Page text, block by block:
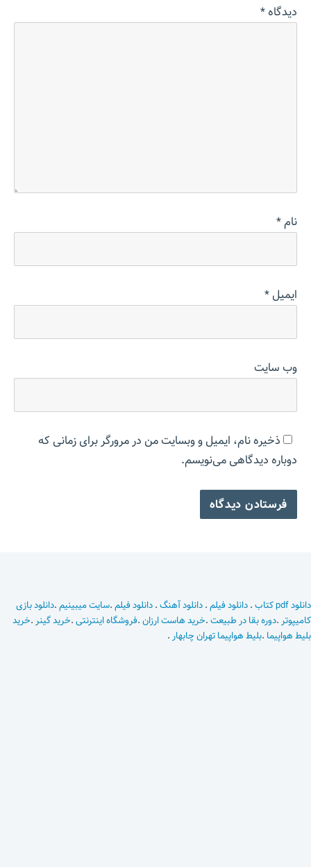
دیدگاه*
نام*
ایمیل*
وب‌ سایت
ذخیره نام، ایمیل و وبسایت من در مرورگر برای زمانی که
دوباره دیدگاهی می‌نویسم.
دانلود pdf کتاب .دانلود فیلم.دانلود آهنگ.دانلود فیلم.سایت میبینیم.دانلود بازی
کامیپوتر .دوره بقا در طبیعت.خرید هاست ارزان.فروشگاه اینترنتی.خرید گینر .خرید
بلیط هواپیما .بلیط هواپیما تهران چابهار .